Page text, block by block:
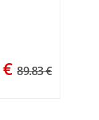
€ 89.83 €